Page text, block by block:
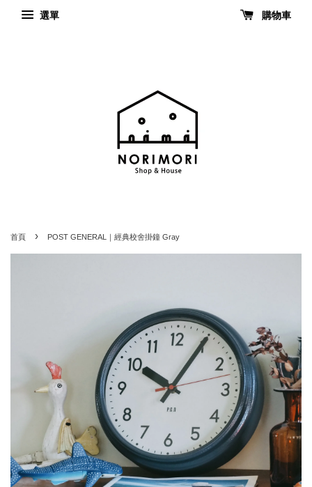
選單 購物車
首頁 › POST GENERAL｜經典校舍掛鐘 Gray